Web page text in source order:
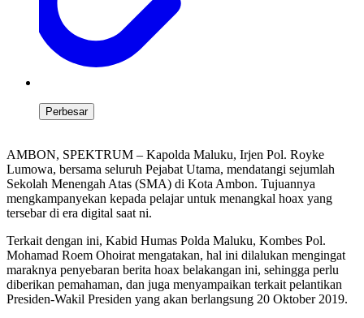
Perbesar
AMBON, SPEKTRUM – Kapolda Maluku, Irjen Pol. Royke
Lumowa, bersama seluruh Pejabat Utama, mendatangi sejumlah
Sekolah Menengah Atas (SMA) di Kota Ambon. Tujuannya
mengkampanyekan kepada pelajar untuk menangkal hoax yang
tersebar di era digital saat ni.
Terkait dengan ini, Kabid Humas Polda Maluku, Kombes Pol.
Mohamad Roem Ohoirat mengatakan, hal ini dilalukan mengingat
maraknya penyebaran berita hoax belakangan ini, sehingga perlu
diberikan pemahaman, dan juga menyampaikan terkait pelantikan
Presiden-Wakil Presiden yang akan berlangsung 20 Oktober 2019.